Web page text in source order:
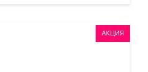
АКЦИЯ